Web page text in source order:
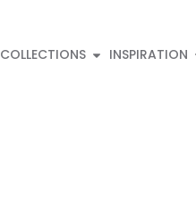
COLLECTIONS
INSPIRATION